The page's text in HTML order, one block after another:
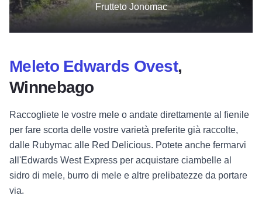
Frutteto Jonomac
Meleto Edwards Ovest,
Winnebago
Raccogliete le vostre mele o andate direttamente al fienile
per fare scorta delle vostre varietà preferite già raccolte,
dalle Rubymac alle Red Delicious. Potete anche fermarvi
all'Edwards West Express per acquistare ciambelle al
sidro di mele, burro di mele e altre prelibatezze da portare
via.